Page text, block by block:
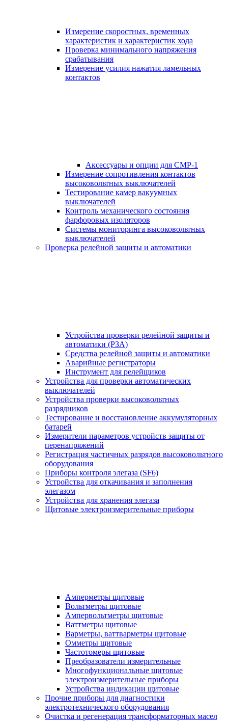
Измерение скоростных, временных
характеристик и характеристик хода
Проверка минимального напряжения
срабатывания
Измерение усилия нажатия ламельных
контактов
Аксессуары и опции для СМР-1
Измерение сопротивления контактов
высоковольтных выключателей
Тестирование камер вакуумных
выключателей
Контроль механического состояния
фарфоровых изоляторов
Системы мониторинга высоковольтных
выключателей
Проверка релейной защиты и автоматики
Устройства проверки релейной защиты и
автоматики (РЗА)
Средства релейной защиты и автоматики
Аварийные регистраторы
Инструмент для релейщиков
Устройства для проверки автоматических
выключателей
Устройства проверки высоковольтных
разрядников
Тестирование и восстановление аккумуляторных
батарей
Измерители параметров устройств защиты от
перенапряжений
Регистрация частичных разрядов высоковольтного
оборудования
Приборы контроля элегаза (SF6)
Устройства для откачивания и заполнения
элегазом
Устройства для хранения элегаза
Щитовые электроизмерительные приборы
Амперметры щитовые
Вольтметры щитовые
Ампервольтметры щитовые
Ваттметры щитовые
Варметры, ваттварметры щитовые
Омметры щитовые
Частотомеры щитовые
Преобразователи измерительные
Многофункциональные щитовые
электроизмерительные приборы
Устройства индикации щитовые
Прочие приборы для диагностики
электротехнического оборудования
Очистка и регенерация трансформаторных масел